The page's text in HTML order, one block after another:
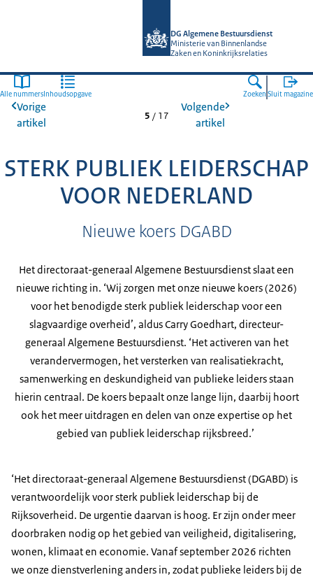
DG Algemene Bestuursdienst
Ministerie van Binnenlandse
Zaken en Koninkrijksrelaties
Alle nummers Inhoudsopgave Zoeken Sluit magazine
Vorige
artikel
5 / 17
Volgende
artikel
STERK PUBLIEK LEIDERSCHAP
VOOR NEDERLAND
Nieuwe koers DGABD
Het directoraat-generaal Algemene Bestuursdienst slaat een
nieuwe richting in. ‘Wij zorgen met onze nieuwe koers (2026)
voor het benodigde sterk publiek leiderschap voor een
slagvaardige overheid’, aldus Carry Goedhart, directeur-
generaal Algemene Bestuursdienst. ‘Het activeren van het
verandervermogen, het versterken van realisatiekracht,
samenwerking en deskundigheid van publieke leiders staan
hierin centraal. De koers bepaalt onze lange lijn, daarbij hoort
ook het meer uitdragen en delen van onze expertise op het
gebied van publiek leiderschap rijksbreed.’
‘Het directoraat-generaal Algemene Bestuursdienst (DGABD) is
verantwoordelijk voor sterk publiek leiderschap bij de
Rijksoverheid. De urgentie daarvan is hoog. Er zijn onder meer
doorbraken nodig op het gebied van veiligheid, digitalisering,
wonen, klimaat en economie. Vanaf september 2026 richten
we onze dienstverlening anders in, zodat publieke leiders bij de